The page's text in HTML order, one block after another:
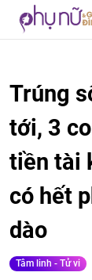
Trúng
tới, 3
tiền tài
có hết
dào
Tâm linh - Tử vi